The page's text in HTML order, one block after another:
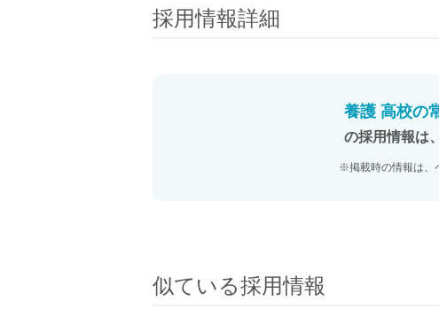
家庭科教員
保健体育教員
採用情報詳細
養護 高校の
の採用情報は
※掲載時の情報は、
似ている採用情報